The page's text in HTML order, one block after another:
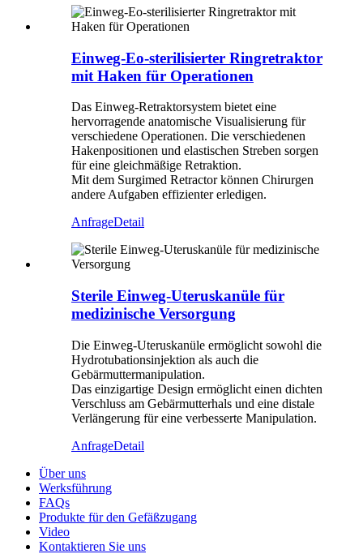
Einweg-Eo-sterilisierter Ringretraktor
mit Haken für Operationen
Das Einweg-Retraktorsystem bietet eine
hervorragende anatomische Visualisierung für
verschiedene Operationen. Die verschiedenen
Hakenpositionen und elastischen Streben sorgen
für eine gleichmäßige Retraktion.
Mit dem Surgimed Retractor können Chirurgen
andere Aufgaben effizienter erledigen.
AnfrageDetail
Sterile Einweg-Uteruskanüle für
medizinische Versorgung
Die Einweg-Uteruskanüle ermöglicht sowohl die
Hydrotubationsinjektion als auch die
Gebärmuttermanipulation.
Das einzigartige Design ermöglicht einen dichten
Verschluss am Gebärmutterhals und eine distale
Verlängerung für eine verbesserte Manipulation.
AnfrageDetail
Über uns
Werksführung
FAQs
Produkte für den Gefäßzugang
Video
Kontaktieren Sie uns